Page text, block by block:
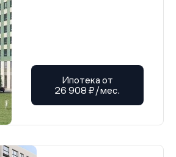
Ипотека от
26 908 ₽/мес.